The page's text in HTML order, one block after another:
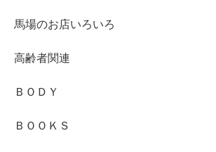
馬場のお店いろいろ
高齢者関連
ＢＯＤＹ
ＢＯＯＫＳ